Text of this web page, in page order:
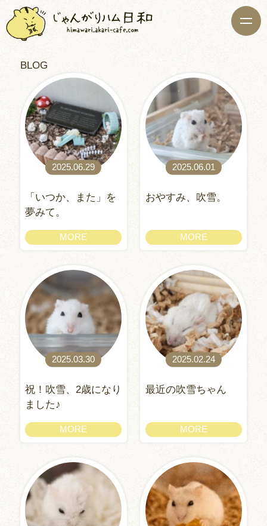
BLOG
2025.06.29
「いつか、また」を
夢みて。
MORE
2025.06.01
おやすみ、吹雪。
MORE
2025.03.30
祝！吹雪、2歳になり
ました♪
MORE
2025.02.24
最近の吹雪ちゃん
MORE